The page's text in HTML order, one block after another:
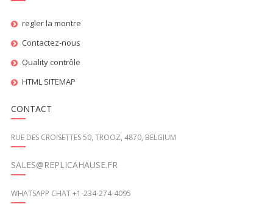
regler la montre
Contactez-nous
Quality contrôle
HTML SITEMAP
CONTACT
RUE DES CROISETTES 50, TROOZ, 4870, BELGIUM
SALES@REPLICAHAUSE.FR
WHATSAPP CHAT +1-234-274-4095